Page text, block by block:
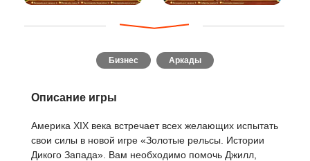
Бизнес Аркады
Описание игры
Америка XIX века встречает всех желающих испытать
свои силы в новой игре «Золотые рельсы. Истории
Дикого Запада». Вам необходимо помочь Джилл,